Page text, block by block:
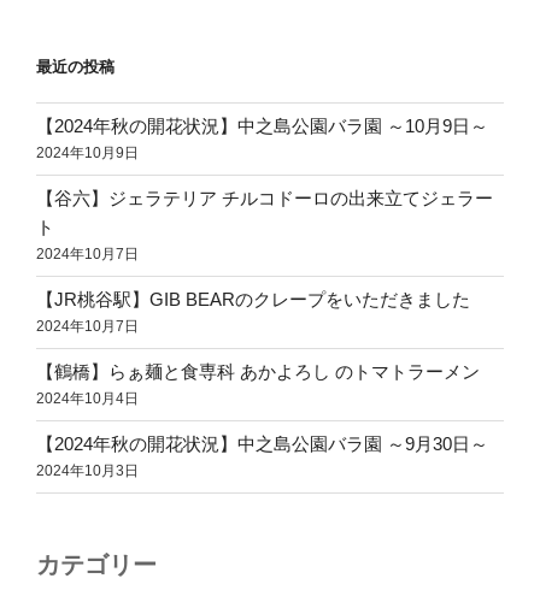
最近の投稿
【2024年秋の開花状況】中之島公園バラ園 ～10月9日～
2024年10月9日
【谷六】ジェラテリア チルコドーロの出来立てジェラー
ト
2024年10月7日
【JR桃谷駅】GIB BEARのクレープをいただきました
2024年10月7日
【鶴橋】らぁ麺と食専科 あかよろし のトマトラーメン
2024年10月4日
【2024年秋の開花状況】中之島公園バラ園 ～9月30日～
2024年10月3日
カテゴリー